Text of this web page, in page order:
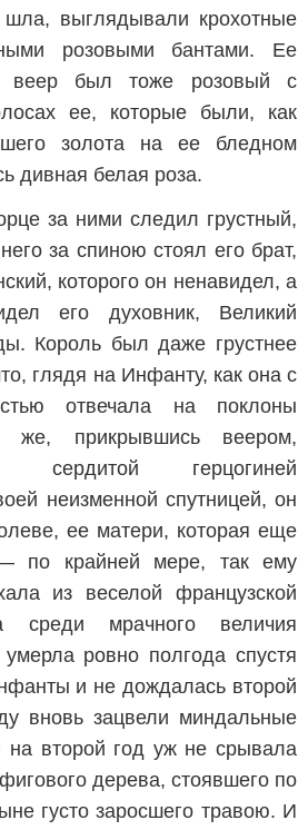
шла, выглядывали крохотные
розовыми бантами. Ее
веер был тоже розовый с
ее, которые были, как
золота на ее бледном
дивная белая роза.
за ними следил грустный,
за спиною стоял его брат,
которого он ненавидел, а
его духовник, Великий
Король был даже грустнее
глядя на Инфанту, как она с
отвечала на поклоны
же, прикрывшись веером,
герцогиней
неизменной спутницей, он
ее матери, которая еще
по крайней мере, так ему
из веселой французской
мрачного величия
умерла ровно полгода спустя
и не дождалась второй
вновь зацвели миндальные
на второй год уж не срывала
дерева, стоявшего по
густо заросшего травою. И